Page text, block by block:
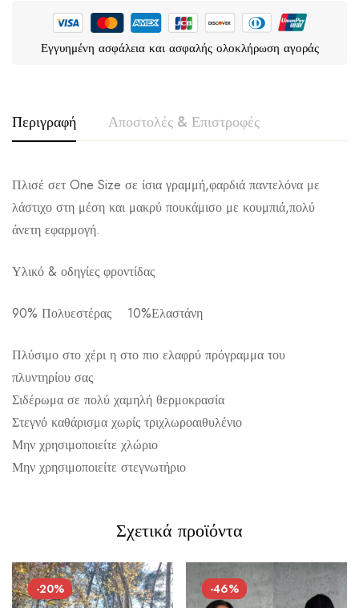
Εγγυημένη ασφάλεια και ασφαλής ολοκλήρωση αγοράς
Περιγραφή Αποστολές & Επιστροφές
Πλισέ σετ One Size σε ίσια γραμμή,φαρδιά παντελόνα με
λάστιχο στη μέση και μακρύ πουκάμισο με κουμπιά,πολύ
άνετη εφαρμογή.
Υλικό & οδηγίες φροντίδας
90% Πολυεστέρας 10%Ελαστάνη
Πλύσιμο στο χέρι η στο πιο ελαφρύ πρόγραμμα του
πλυντηρίου σας
Σιδέρωμα σε πολύ χαμηλή θερμοκρασία
Στεγνό καθάρισμα χωρίς τριχλωροαιθυλένιο
Μην χρησιμοποιείτε χλώριο
Μην χρησιμοποιείτε στεγνωτήριο
Αποστολή σε επαρχία: 3,90€
Αντικαταβολή: 2,50€
Σχετικά προϊόντα
-20% -46%